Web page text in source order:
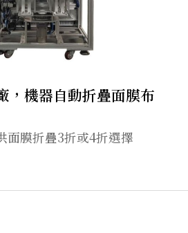
，機器自動折疊面膜布
面膜折疊3折或4折選擇